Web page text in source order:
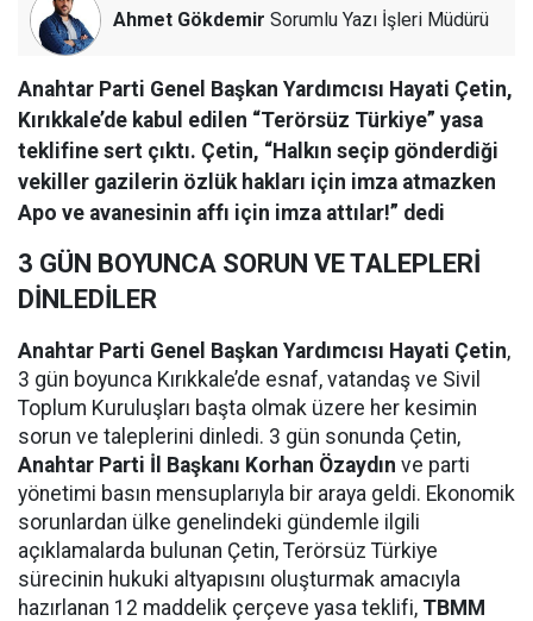
Ahmet Gökdemir Sorumlu Yazı İşleri Müdürü
Anahtar Parti Genel Başkan Yardımcısı Hayati Çetin,
Kırıkkale’de kabul edilen “Terörsüz Türkiye” yasa
teklifine sert çıktı. Çetin, “Halkın seçip gönderdiği
vekiller gazilerin özlük hakları için imza atmazken
Apo ve avanesinin affı için imza attılar!” dedi
3 GÜN BOYUNCA SORUN VE TALEPLERİ
DİNLEDİLER
Anahtar Parti Genel Başkan Yardımcısı Hayati Çetin,
3 gün boyunca Kırıkkale’de esnaf, vatandaş ve Sivil
Toplum Kuruluşları başta olmak üzere her kesimin
sorun ve taleplerini dinledi. 3 gün sonunda Çetin,
Anahtar Parti İl Başkanı Korhan Özaydın ve parti
yönetimi basın mensuplarıyla bir araya geldi. Ekonomik
sorunlardan ülke genelindeki gündemle ilgili
açıklamalarda bulunan Çetin, Terörsüz Türkiye
sürecinin hukuki altyapısını oluşturmak amacıyla
hazırlanan 12 maddelik çerçeve yasa teklifi, TBMM